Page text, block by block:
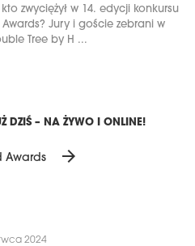
zwyciężył w 14. edycji konkursu
Awards? Jury i goście zebrani w
Tree by H ...
DZIŚ – NA ŻYWO I ONLINE!
Awards arrow_forward
2024